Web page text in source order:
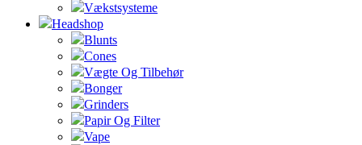
Vækstsysteme
Headshop
Blunts
Cones
Vægte Og Tilbehør
Bonger
Grinders
Papir Og Filter
Vape